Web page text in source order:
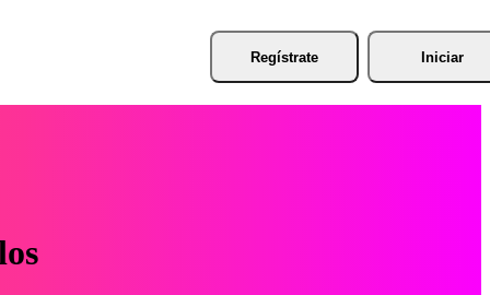
Regístrate Iniciar